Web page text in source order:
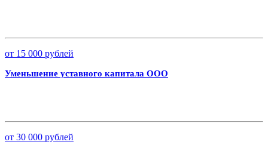
от 15 000 рублей
Уменьшение уставного капитала ООО
от 30 000 рублей